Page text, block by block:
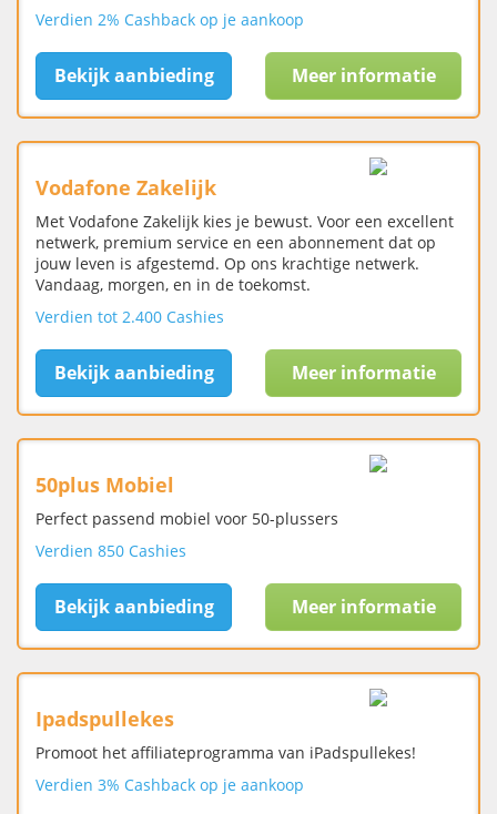
Verdien 2% Cashback op je aankoop
Bekijk aanbieding Meer informatie
Vodafone Zakelijk
Met Vodafone Zakelijk kies je bewust. Voor een excellent
netwerk, premium service en een abonnement dat op
jouw leven is afgestemd. Op ons krachtige netwerk.
Vandaag, morgen, en in de toekomst.
Verdien tot 2.400 Cashies
Bekijk aanbieding Meer informatie
50plus Mobiel
Perfect passend mobiel voor 50-plussers
Verdien 850 Cashies
Bekijk aanbieding Meer informatie
Ipadspullekes
Promoot het affiliateprogramma van iPadspullekes!
Verdien 3% Cashback op je aankoop